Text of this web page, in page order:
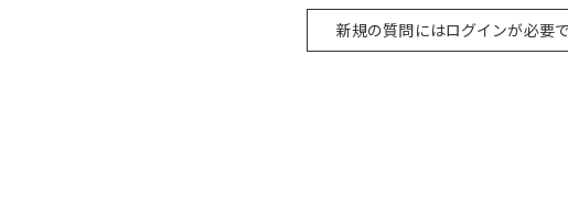
新規の質問にはログインが必要